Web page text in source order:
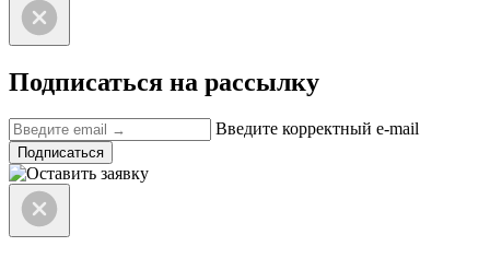
Подписаться на рассылку
Введите корректный e-mail
Подписаться